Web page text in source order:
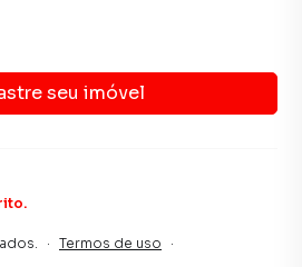
seu imóvel
.
· Termos de uso ·